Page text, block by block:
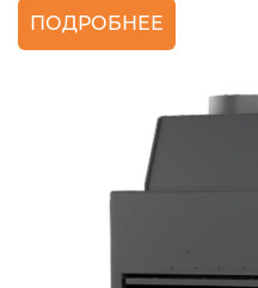
ПОДРОБНЕЕ